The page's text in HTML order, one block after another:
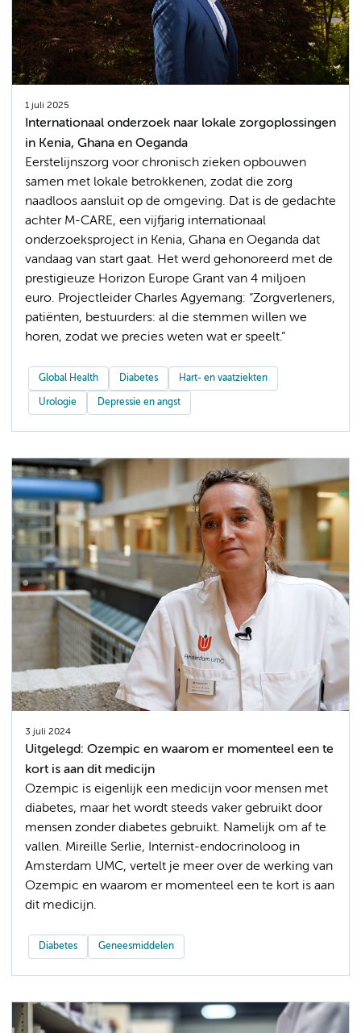
1 juli 2025
Internationaal onderzoek naar lokale zorgoplossingen
in Kenia, Ghana en Oeganda
Eerstelijnszorg voor chronisch zieken opbouwen
samen met lokale betrokkenen, zodat die zorg
naadloos aansluit op de omgeving. Dat is de gedachte
achter M-CARE, een vijfjarig internationaal
onderzoeksproject in Kenia, Ghana en Oeganda dat
vandaag van start gaat. Het werd gehonoreerd met de
prestigieuze Horizon Europe Grant van 4 miljoen
euro. Projectleider Charles Agyemang: “Zorgverleners,
patiënten, bestuurders: al die stemmen willen we
horen, zodat we precies weten wat er speelt.”
Global Health Diabetes Hart- en vaatziekten
Urologie Depressie en angst
3 juli 2024
Uitgelegd: Ozempic en waarom er momenteel een te
kort is aan dit medicijn
Ozempic is eigenlijk een medicijn voor mensen met
diabetes, maar het wordt steeds vaker gebruikt door
mensen zonder diabetes gebruikt. Namelijk om af te
vallen. Mireille Serlie, Internist-endocrinoloog in
Amsterdam UMC, vertelt je meer over de werking van
Ozempic en waarom er momenteel een te kort is aan
dit medicijn.
Diabetes Geneesmiddelen